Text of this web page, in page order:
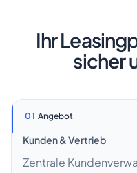
Ihr
sicher
01 Angebot
Kunden & Vertrieb
Zentrale